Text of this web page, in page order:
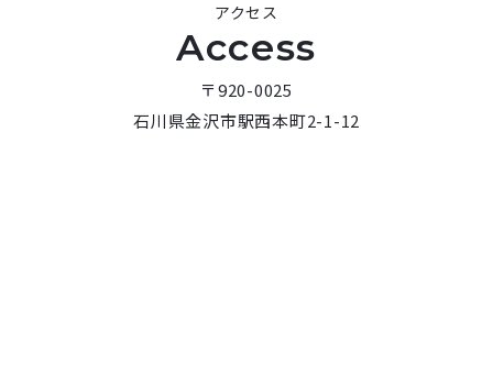
アクセス
Access
〒920-0025
石川県金沢市駅西本町2-1-12